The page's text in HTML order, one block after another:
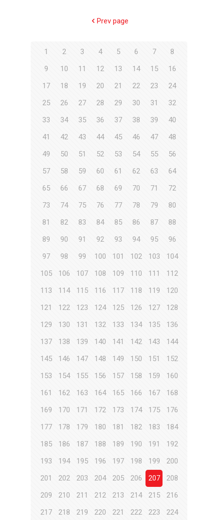
Prev page
1 2 3 4 5 6 7
8
9
10 11 12 13 14 15
16
17
18 19 20 21 22 23
24
25
26 27 28 29 30 31
32
33
34 35 36 37 38 39
40
41
42 43 44 45 46 47
48
49
50 51 52 53 54 55
56
57
58 59 60 61 62 63
64
65
66 67 68 69 70 71
72
73
74 75 76 77 78 79
80
81
82 83 84 85 86 87
88
89
90 91 92 93 94 95
96
97
98 99 100 101 102 103
104
105
106 107 108 109 110 111
112
113
114 115 116 117 118 119
120
121
122 123 124 125 126 127
128
129
130 131 132 133 134 135
136
137
138 139 140 141 142 143
144
145
146 147 148 149 150 151
152
153
154 155 156 157 158 159
160
161
162 163 164 165 166 167
168
169
170 171 172 173 174 175
176
177
178 179 180 181 182 183
184
185
186 187 188 189 190 191
192
193
194 195 196 197 198 199
200
201
202 203 204 205 206 207
208
209
210 211 212 213 214 215
216
217
218 219 220 221 222 223
224